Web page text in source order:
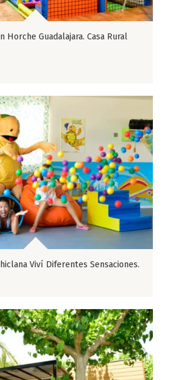
Horche Guadalajara. Casa Rural
Viví Diferentes Sensaciones.